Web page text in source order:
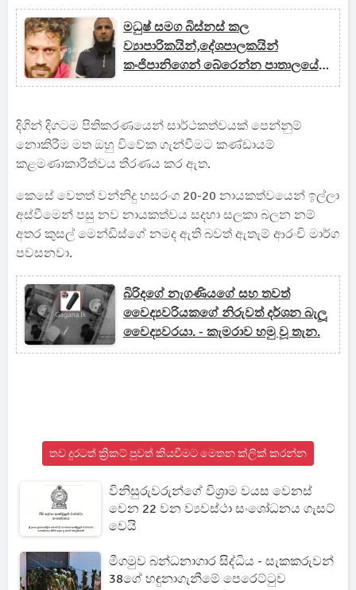
මධුෂ් සමග බිස්නස් කල
ව්‍යාපාරිකයින්,දේශපාලකයින්
කංජිපානිගෙන් බේරෙන්න පාතාලයේ
සහාය ඉල්ලයි.
දිගින් දිගටම පිතිකරණයෙන් සාර්ථකත්වයක් පෙන්නුම්
නොකිරීම මත ඔහු විවේක ගැන්වීමට කණ්ඩායම්
කළමණාකාරීත්වය තීරණය කර ඇත.
කෙසේ වෙතත් වන්නිදු හසරංග 20-20 නායකත්වයෙන් ඉල්ලා
අස්වීමෙන් පසු නව නායකත්වය සදහා සලකා බලන නම්
අතර කුසල් මෙන්ඩිස්ගේ නමද ඇති බවත් ඇතැම් ආරංචි මාර්ග
පවසනවා.
බිරිදගේ නැගණියගේ සහ තවත්
වෛද්‍යවරියකගේ නිරුවත් දර්ශන බැලූ
වෛද්‍යවරයා. - කැමරාව හමු වූ තැන.
තව දුරටත් ක්‍රිකට් පුවත් කියවීමට මෙතන ක්ලික් කරන්න
විනිසුරුවරුන්ගේ විශ්‍රාම වයස වෙනස්
වෙන 22 වන ව්‍යවස්ථා සංශෝධනය ගැසට්
වෙයි
මීගමුව බන්ධනාගාර සිද්ධිය - සැකකරුවන්
38ගේ හඳුනාගැනීමේ පෙරෙට්ටුව